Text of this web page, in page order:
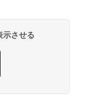
示させる